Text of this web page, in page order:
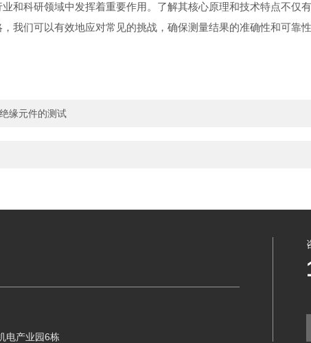
和科研领域中发挥着重要作用。了解其核心原理和技术特点不仅
我们可以有效地应对常见的挑战，确保测量结果的准确性和可靠
缘元件的测试
电产业园6栋